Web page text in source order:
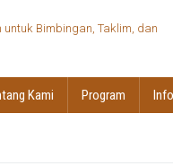
Kami Program